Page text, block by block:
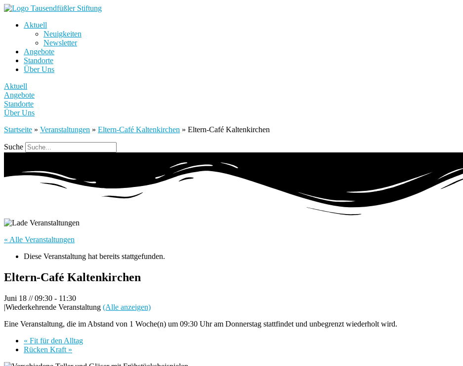
Aktuell
Neuigkeiten
Newsletter
Angebote
Standorte
Über Uns
Aktuell
Angebote
Standorte
Über Uns
Startseite » Veranstaltungen » Eltern-Café Kaltenkirchen » Eltern-Café Kaltenkirchen
Suche
« Alle Veranstaltungen
Diese Veranstaltung hat bereits stattgefunden.
Eltern-Café Kaltenkirchen
Juni 18 // 09:30 - 11:30
|Wiederkehrende Veranstaltung (Alle anzeigen)
Eine Veranstaltung, die im Abstand von 1 Woche(n) um 09:30 Uhr am Donnerstag stattfindet und unbegrenzt wiederholt wird.
« Fit für den Alltag
Rücken Kraft »